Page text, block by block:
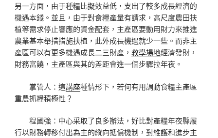
另一方面，由于種糧比擬效益低，支出了較多成長經濟的
機遇本錢。並且，由于對食糧產量有請求，高尺度農田扶
植等需求停止響應的資金配套，主產區要動用財力來推進
農業基本舉措措施扶植，此外成長機遇就少一些。而非主
產區可以有更多機遇成長二三財產， 教學場地經濟發財，
財務富饒，主產區與其的差距會進一個步驟拉年夜。
掌管人：這講座種情形下，若何有用調動食糧主產區
重農抓糧積極性？
程國強：中心采取了良多辦法，好比對產糧年夜縣履
行以財務轉移付出為主的縱向抵償機制，對維護和進步主